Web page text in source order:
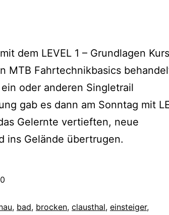
dem LEVEL 1 – Grundlagen
MTB Fahrtechnikbasics
oder anderen Singletrail
gab es dann am Sonntag mit
Gelernte vertieften, neue
ins Gelände übertrugen.
, bad, brocken, clausthal, einsteiger,